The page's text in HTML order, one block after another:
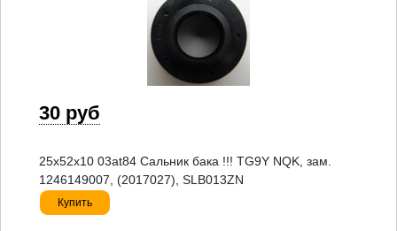
30 руб
25x52x10 03at84 Сальник бака !!! TG9Y NQK, зам.
1246149007, (2017027), SLB013ZN
Купить